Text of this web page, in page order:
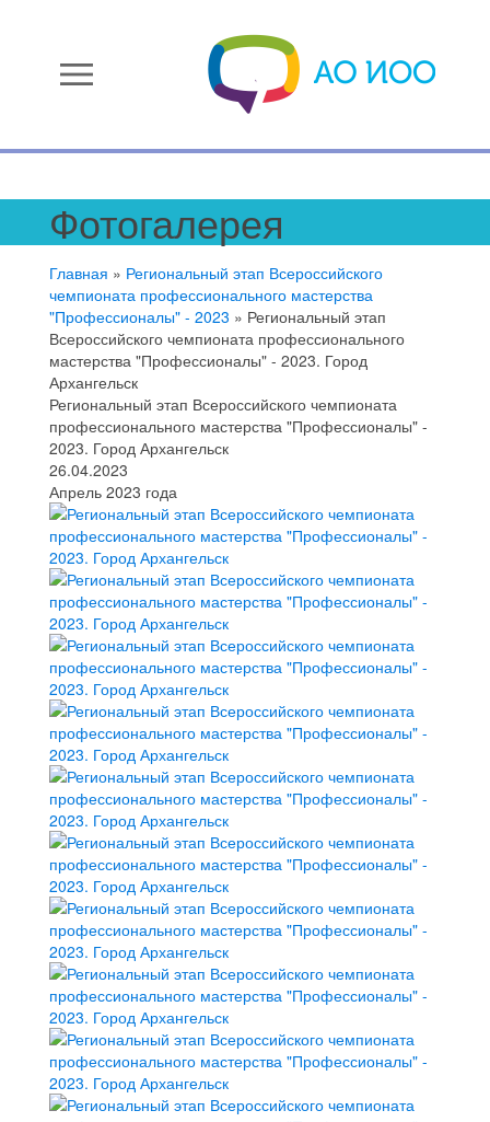
menu
Фотогалерея
Главная » Региональный этап Всероссийского
чемпионата профессионального мастерства
"Профессионалы" - 2023 » Региональный этап
Всероссийского чемпионата профессионального
мастерства "Профессионалы" - 2023. Город
Архангельск
Региональный этап Всероссийского чемпионата
профессионального мастерства "Профессионалы" -
2023. Город Архангельск
26.04.2023
Апрель 2023 года